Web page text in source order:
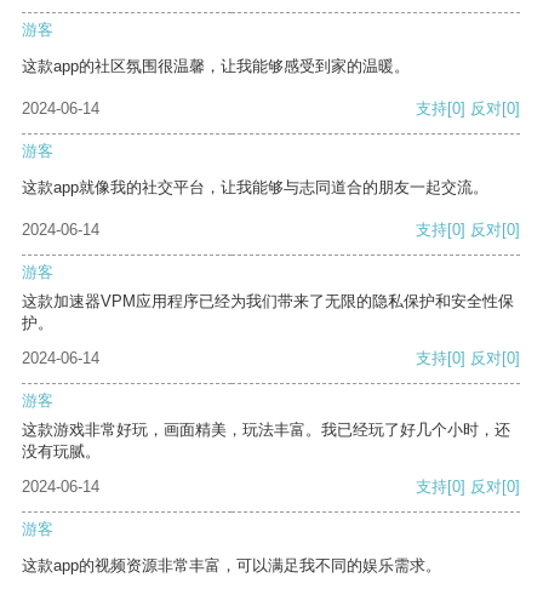
游客
这款app的社区氛围很温馨，让我能够感受到家的温暖。
2024-06-14 支持[0] 反对[0]
游客
这款app就像我的社交平台，让我能够与志同道合的朋友一起交流。
2024-06-14 支持[0] 反对[0]
游客
这款加速器VPM应用程序已经为我们带来了无限的隐私保护和安全性保
护。
2024-06-14
支持[0] 反对[0]
游客
这款游戏非常好玩，画面精美，玩法丰富。我已经玩了好几个小时，还
没有玩腻。
2024-06-14
支持[0] 反对[0]
游客
这款app的视频资源非常丰富，可以满足我不同的娱乐需求。